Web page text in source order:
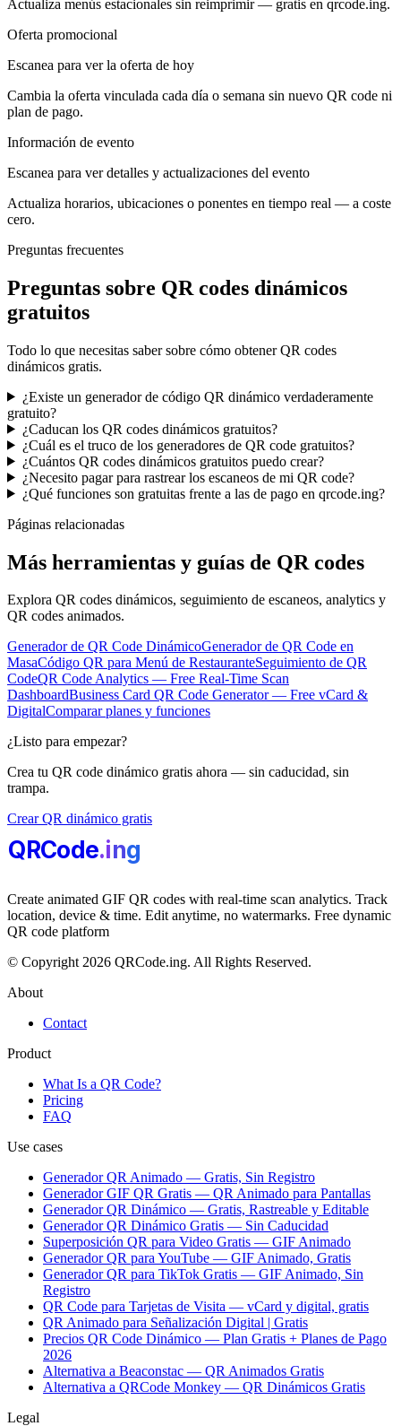
Actualiza menús estacionales sin reimprimir — gratis en qrcode.ing.
Oferta promocional
Escanea para ver la oferta de hoy
Cambia la oferta vinculada cada día o semana sin nuevo QR code ni
plan de pago.
Información de evento
Escanea para ver detalles y actualizaciones del evento
Actualiza horarios, ubicaciones o ponentes en tiempo real — a coste
cero.
Preguntas frecuentes
Preguntas sobre QR codes dinámicos
gratuitos
Todo lo que necesitas saber sobre cómo obtener QR codes
dinámicos gratis.
¿Existe un generador de código QR dinámico verdaderamente
gratuito?
¿Caducan los QR codes dinámicos gratuitos?
¿Cuál es el truco de los generadores de QR code gratuitos?
¿Cuántos QR codes dinámicos gratuitos puedo crear?
¿Necesito pagar para rastrear los escaneos de mi QR code?
¿Qué funciones son gratuitas frente a las de pago en qrcode.ing?
Páginas relacionadas
Más herramientas y guías de QR codes
Explora QR codes dinámicos, seguimiento de escaneos, analytics y
QR codes animados.
Generador de QR Code DinámicoGenerador de QR Code en
MasaCódigo QR para Menú de RestauranteSeguimiento de QR
CodeQR Code Analytics — Free Real-Time Scan
DashboardBusiness Card QR Code Generator — Free vCard &
DigitalComparar planes y funciones
¿Listo para empezar?
Crea tu QR code dinámico gratis ahora — sin caducidad, sin
trampa.
Crear QR dinámico gratis
QRCode.ing
Create animated GIF QR codes with real-time scan analytics. Track
location, device & time. Edit anytime, no watermarks. Free dynamic
QR code platform
© Copyright 2026 QRCode.ing. All Rights Reserved.
About
Contact
Product
What Is a QR Code?
Pricing
FAQ
Use cases
Generador QR Animado — Gratis, Sin Registro
Generador GIF QR Gratis — QR Animado para Pantallas
Generador QR Dinámico — Gratis, Rastreable y Editable
Generador QR Dinámico Gratis — Sin Caducidad
Superposición QR para Video Gratis — GIF Animado
Generador QR para YouTube — GIF Animado, Gratis
Generador QR para TikTok Gratis — GIF Animado, Sin
Registro
QR Code para Tarjetas de Visita — vCard y digital, gratis
QR Animado para Señalización Digital | Gratis
Precios QR Code Dinámico — Plan Gratis + Planes de Pago
2026
Alternativa a Beaconstac — QR Animados Gratis
Alternativa a QRCode Monkey — QR Dinámicos Gratis
Legal